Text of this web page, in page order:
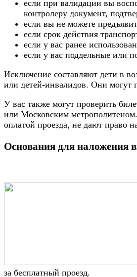
если при валидации вы
контролеру документ,
если вы не можете
если срок действия
если у вас ранее
если у вас поддельные или
Исключение составляют дети в
или детей-инвалидов. Они могут
У вас также могут проверить
или Московским
оплатой проезда, не дают право
Основания для наложения
за бесплатный проезд.